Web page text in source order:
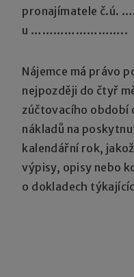
pronajímatele
u ……………………..
Nájemce má právo
nejpozději do čtyř
zúčtovacího období
nákladů na
kalendářní rok,
výpisy, opisy nebo
o dokladech